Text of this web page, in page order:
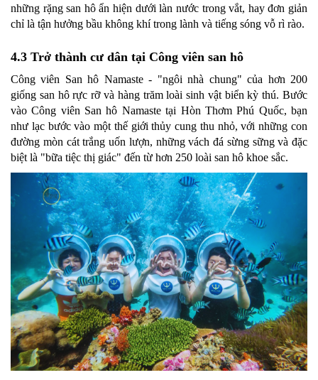
những rặng san hô ẩn hiện dưới làn nước trong vắt, hay đơn giản
chỉ là tận hưởng bầu không khí trong lành và tiếng sóng vỗ rì rào.
4.3 Trở thành cư dân tại Công viên san hô
Công viên San hô Namaste - "ngôi nhà chung" của hơn 200
giống san hô rực rỡ và hàng trăm loài sinh vật biển kỳ thú. Bước
vào Công viên San hô Namaste tại Hòn Thơm Phú Quốc, bạn
như lạc bước vào một thế giới thủy cung thu nhỏ, với những con
đường mòn cát trắng uốn lượn, những vách đá sừng sững và đặc
biệt là "bữa tiệc thị giác" đến từ hơn 250 loài san hô khoe sắc.